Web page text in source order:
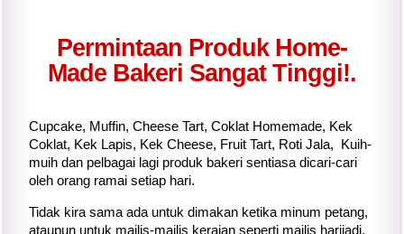
Permintaan Produk Home-
Made Bakeri Sangat Tinggi!.
Cupcake, Muffin, Cheese Tart, Coklat Homemade, Kek
Coklat, Kek Lapis, Kek Cheese, Fruit Tart, Roti Jala, Kuih-
muih dan pelbagai lagi produk bakeri sentiasa dicari-cari
oleh orang ramai setiap hari.
Tidak kira sama ada untuk dimakan ketika minum petang,
ataupun untuk majlis-majlis keraian seperti majlis harijadi,